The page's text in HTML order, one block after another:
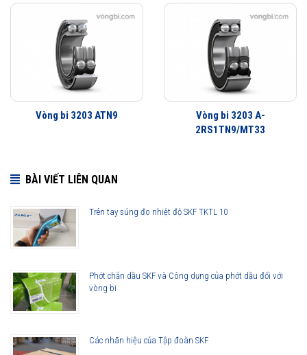
Vòng bi 3203 ATN9
Vòng bi 3203 A-
2RS1TN9/MT33
BÀI VIẾT LIÊN QUAN
Trên tay súng đo nhiệt độ SKF TKTL 10
Phớt chắn dầu SKF và Công dụng của phớt dầu đối với
vòng bi
Các nhãn hiệu của Tập đoàn SKF